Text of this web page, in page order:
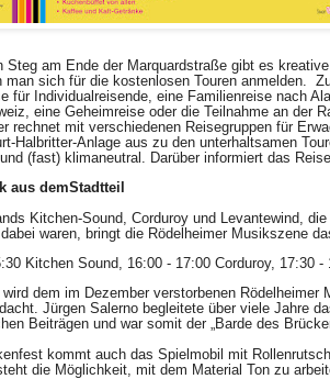
Steg am Ende der Marquardstraße gibt es
man sich für die kostenlosen Touren anmelden.
für Individualreisende, eine Familienreise nach
eine Geheimreise oder die Teilnahme an der
rechnet mit verschiedenen Reisegruppen für
Halbritter-Anlage aus zu den unterhaltsamen
(fast) klimaneutral. Darüber informiert das
aus demStadtteil
Kitchen-Sound, Corduroy und Levantewind,
waren, bringt die Rödelheimer Musikszene
Kitchen Sound, 16:00 - 17:00 Corduroy, 17:30 -
dem im Dezember verstorbenen Rödelheimer
Jürgen Salerno begleitete über viele Jahre
Beiträgen und war somit der „Barde des
kommt auch das Spielmobil mit
die Möglichkeit, mit dem Material Ton zu